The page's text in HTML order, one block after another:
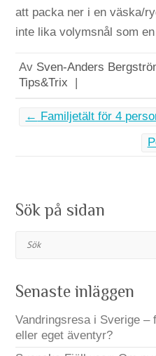
att packa ner i en väska/
inte lika volymsnål som
Av Sven-Anders
Tips&Trix
|
← Familjetält för 4
Sök på sidan
Sök
Senaste inläggen
Vandringsresa i Sverige –
eller eget äventyr?